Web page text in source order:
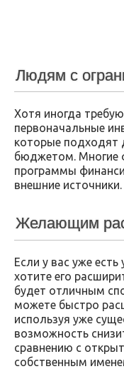
Людям с
Хотя иногда
первоначальные
которые подходят
бюджетом. Многие
программы
внешние источники.
Желающим
Если у вас уже
хотите его
будет отличным
можете быстро
используя уже
возможность
сравнению с
собственным